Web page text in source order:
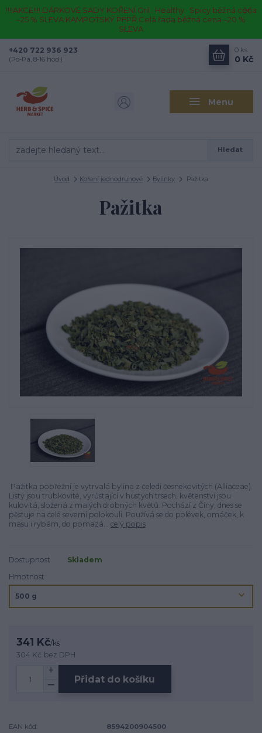
!!!!AKCE!!!! DÁRKOVÉ SADY KOŘENÍ Gril · Healthy · Spicy běžná cena
–25 % SLEVA KAMPOTSKÝ PEPŘ Celá řada běžná cena –20 %
SLEVA
Menu
Hledat
+420 722 936 923
(Po-Pá, 8-16 hod.)
0 ks
0 Kč
Úvod Koření jednodruhové Bylinky Pažitka
Pažitka
Pažitka pobřežní je vytrvalá bylina z čeledi česnekovitých (Alliaceae).
Listy jsou trubkovité, vyrůstající v hustých trsech, květenství jsou
kulovitá, složená z malých drobných květů. Pochází z Číny, dnes se
pěstuje na celé severní polokouli. Používá se do polévek, omáček, k
masu i rybám, do pomazá... celý popis
Dostupnost
Skladem
Hmotnost
341 Kč/ks
304 Kč bez DPH
Přidat do košíku
EAN kód: 8594200904500